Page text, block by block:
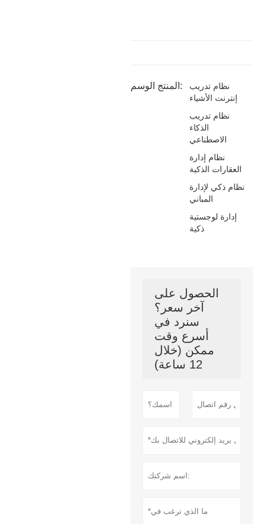
المنتج الوسم:
نظام تدريب
إنترنت الأشياء
نظام تدريب
الذكاء
الاصطناعي
نظام إدارة
العقارات الذكية
نظام ذكي لإدارة
المباني
إدارة لوجستية
ذكية
الحصول على
آخر سعر؟
سنرد في
أسرع وقت
ممكن (خلال
12 ساعة)